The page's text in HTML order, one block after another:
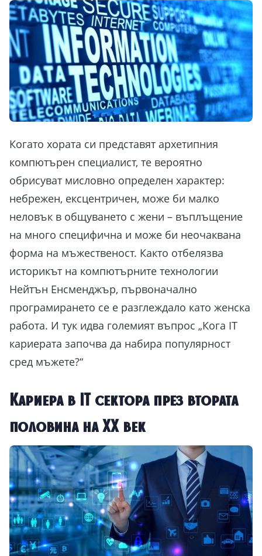
Когато хората си представят архетипния
компютърен специалист, те вероятно
обрисуват мисловно определен характер:
небрежен, ексцентричен, може би малко
неловък в общуването с жени – въплъщение
на много специфична и може би неочаквана
форма на мъжественост. Както отбелязва
историкът на компютърните технологии
Нейтън Енсменджър, първоначално
програмирането се е разглеждало като женска
работа. И тук идва големият въпрос „Кога IT
кариерата започва да набира популярност
сред мъжете?“
Кариера в IT сектора през втората
половина на ХХ век